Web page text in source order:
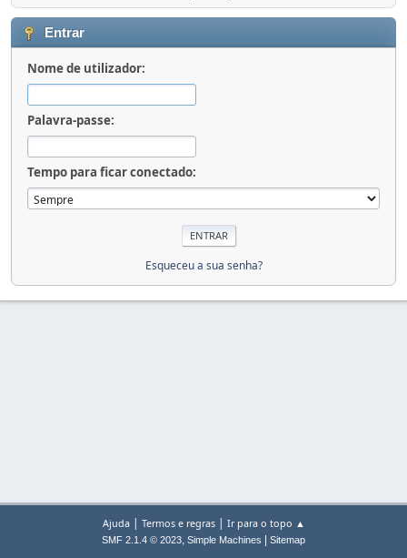
Entrar
Nome de utilizador:
Palavra-passe:
Tempo para ficar conectado:
Esqueceu a sua senha?
Ajuda| Termos e regras| Ir para o topo ▲
SMF 2.1.4 © 2023, Simple Machines Sitemap